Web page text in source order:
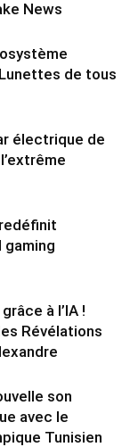
News
de tous
électrique de
gaming
à l’IA !
Révélations
son
avec le
Tunisien